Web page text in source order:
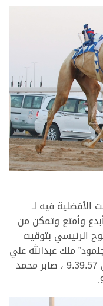
فيه لـ
وأمتع وتمكن من
الرئيسي بتوقيت
لـ “جلمود” ملك عبدالله علي
حمد مبارك الفهيده المري والذي سجل 9.39.57 ، صابر محمد